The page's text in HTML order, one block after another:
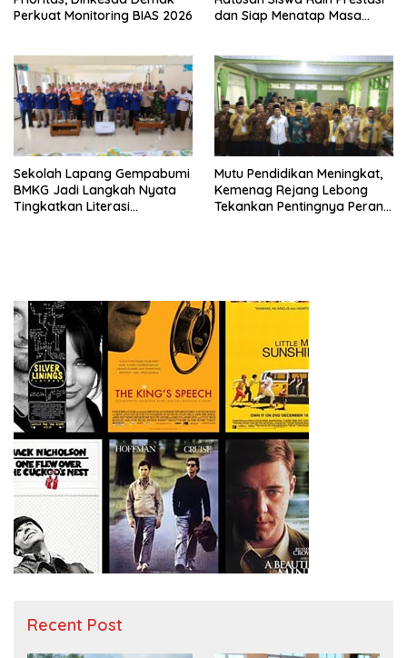
Perkuat Monitoring BIAS 2026
dan Siap Menatap Masa
Sekolah Lapang Gempabumi
BMKG Jadi Langkah Nyata
Tingkatkan Literasi
Mutu Pendidikan Meningkat,
Kemenag Rejang Lebong
Tekankan Pentingnya Peran
Recent Post